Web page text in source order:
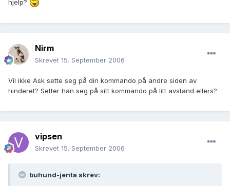
hjelp?
Nirm
Skrevet 15. September 2006
Vil ikke Ask sette seg på din kommando på andre siden av
hinderet? Setter han seg på sitt kommando på litt avstand ellers?
vipsen
Skrevet 15. September 2006
buhund-jenta skrev: